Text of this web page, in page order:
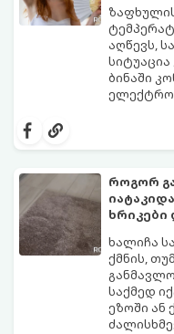
აღწევს,
ბინაში
ტექნიკის
როგორ
ხალიჩა
ქმნის,
საქმედ
ეზოში ან